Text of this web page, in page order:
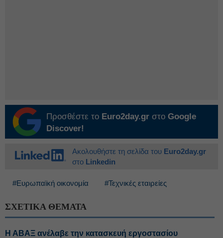
Προσθέστε το Euro2day.gr στο Google
Discover!
Ακολουθήστε τη σελίδα του Euro2day.gr
στο Linkedin
#Ευρωπαϊκή οικονομία #Τεχνικές εταιρείες
ΣΧΕΤΙΚΑ ΘΕΜΑΤΑ
Η ΑΒΑΞ ανέλαβε την κατασκευή εργοστασίου